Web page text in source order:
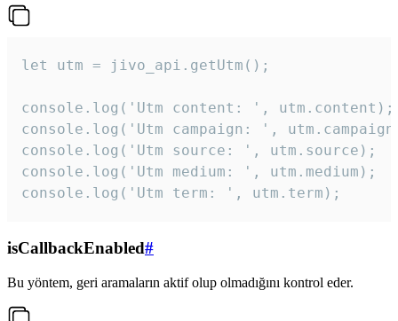
let utm = jivo_api.getUtm();
console.log('Utm content: ', utm.content);
console.log('Utm campaign: ',
console.log('Utm source: ', utm.source);
console.log('Utm medium: ', utm.medium);
console.log('Utm term: ', utm.term);
isCallbackEnabled#
Bu yöntem, geri aramaların aktif olup olmadığını kontrol eder.